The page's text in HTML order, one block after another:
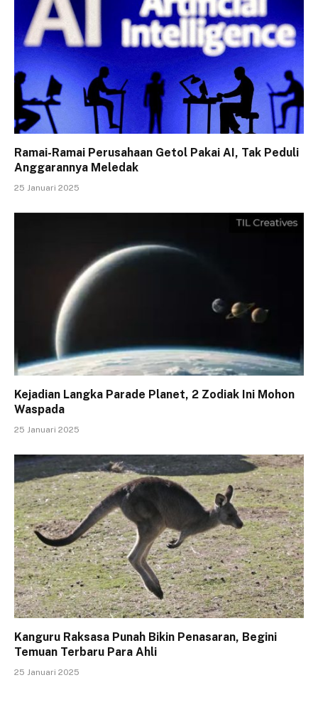
Ramai-Ramai Perusahaan Getol Pakai AI, Tak Peduli
Anggarannya Meledak
25 Januari 2025
Kejadian Langka Parade Planet, 2 Zodiak Ini Mohon
Waspada
25 Januari 2025
Kanguru Raksasa Punah Bikin Penasaran, Begini
Temuan Terbaru Para Ahli
25 Januari 2025